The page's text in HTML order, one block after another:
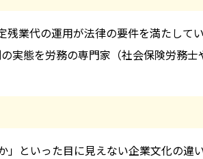
業代の運用が法律の要件を満たして
態を労務の専門家（社会保険労務士
」といった目に見えない企業文化の